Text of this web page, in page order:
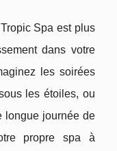
Spa est plus
dans votre
les soirées
les étoiles, ou
longue journée de
propre spa à